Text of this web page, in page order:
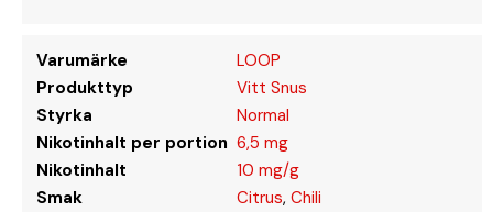
Varumärke
LOOP
Produkttyp
Vitt Snus
Styrka
Normal
Nikotinhalt per portion 6,5 mg
Nikotinhalt
10 mg/g
Smak
Citrus, Chili